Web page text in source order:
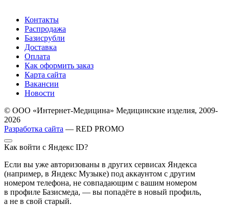
Контакты
Распродажа
Базисрубли
Доставка
Оплата
Как оформить заказ
Карта сайта
Вакансии
Новости
© ООО «Интернет-Медицина» Медицинские изделия, 2009-
2026
Разработка сайта — RED PROMO
Как войти с Яндекс ID?
Если вы уже авторизованы в других сервисах Яндекса
(например, в Яндекс Музыке) под аккаунтом с другим
номером телефона, не совпадающим с вашим номером
в профиле Базисмеда, — вы попадёте в новый профиль,
а не в свой старый.